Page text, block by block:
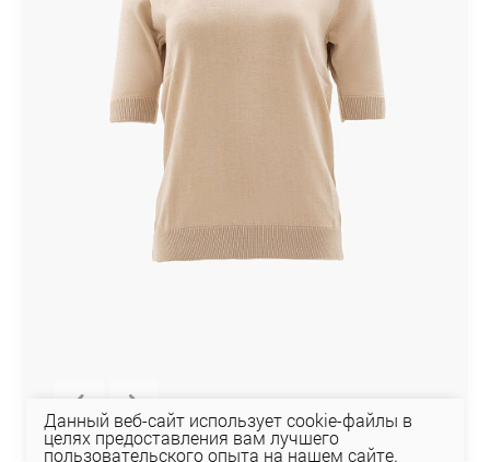
Данный веб-сайт использует cookie-файлы в
целях предоставления вам лучшего
пользовательского опыта на нашем сайте.